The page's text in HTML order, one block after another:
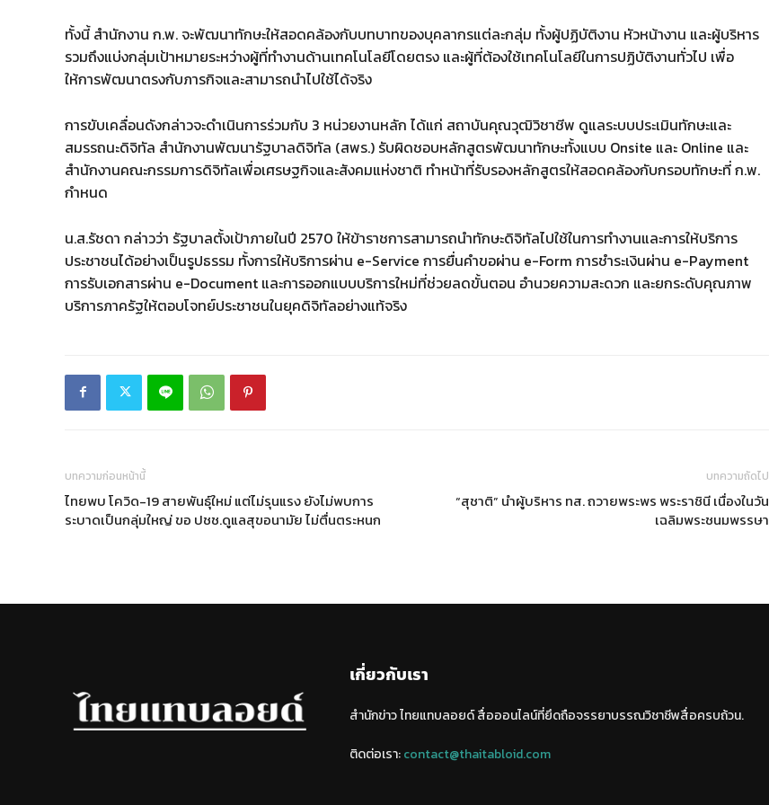
ทั้งนี้ สำนักงาน ก.พ. จะพัฒนาทักษะให้สอดคล้องกับบทบาทของบุคลากรแต่ละกลุ่ม ทั้งผู้ปฏิบัติงาน หัวหน้างาน และผู้บริหาร
รวมถึงแบ่งกลุ่มเป้าหมายระหว่างผู้ที่ทำงานด้านเทคโนโลยีโดยตรง และผู้ที่ต้องใช้เทคโนโลยีในการปฏิบัติงานทั่วไป เพื่อ
ให้การพัฒนาตรงกับภารกิจและสามารถนำไปใช้ได้จริง
การขับเคลื่อนดังกล่าวจะดำเนินการร่วมกับ 3 หน่วยงานหลัก ได้แก่ สถาบันคุณวุฒิวิชาชีพ ดูแลระบบประเมินทักษะและ
สมรรถนะดิจิทัล สำนักงานพัฒนารัฐบาลดิจิทัล (สพร.) รับผิดชอบหลักสูตรพัฒนาทักษะทั้งแบบ Onsite และ Online และ
สำนักงานคณะกรรมการดิจิทัลเพื่อเศรษฐกิจและสังคมแห่งชาติ ทำหน้าที่รับรองหลักสูตรให้สอดคล้องกับกรอบทักษะที่ ก.พ.
กำหนด
น.ส.รัชดา กล่าวว่า รัฐบาลตั้งเป้าภายในปี 2570 ให้ข้าราชการสามารถนำทักษะดิจิทัลไปใช้ในการทำงานและการให้บริการ
ประชาชนได้อย่างเป็นรูปธรรม ทั้งการให้บริการผ่าน e-Service การยื่นคำขอผ่าน e-Form การชำระเงินผ่าน e-Payment
การรับเอกสารผ่าน e-Document และการออกแบบบริการใหม่ที่ช่วยลดขั้นตอน อำนวยความสะดวก และยกระดับคุณภาพ
บริการภาครัฐให้ตอบโจทย์ประชาชนในยุคดิจิทัลอย่างแท้จริง
บทความก่อนหน้านี้
ไทยพบ โควิด-19 สายพันธุ์ใหม่ แต่ไม่รุนแรง ยังไม่พบการ
ระบาดเป็นกลุ่มใหญ่ ขอ ปชช.ดูแลสุขอนามัย ไม่ตื่นตระหนก
บทความถัดไป
“สุชาติ” นำผู้บริหาร ทส. ถวายพระพร พระราชินี เนื่องในวัน
เฉลิมพระชนมพรรษา
เกี่ยวกับเรา
สำนักข่าว ไทยแทบลอยด์ สื่อออนไลน์ที่ยึดถือจรรยาบรรณวิชาชีพสื่อครบถ้วน.
ติดต่อเรา:contact@thaitabloid.com